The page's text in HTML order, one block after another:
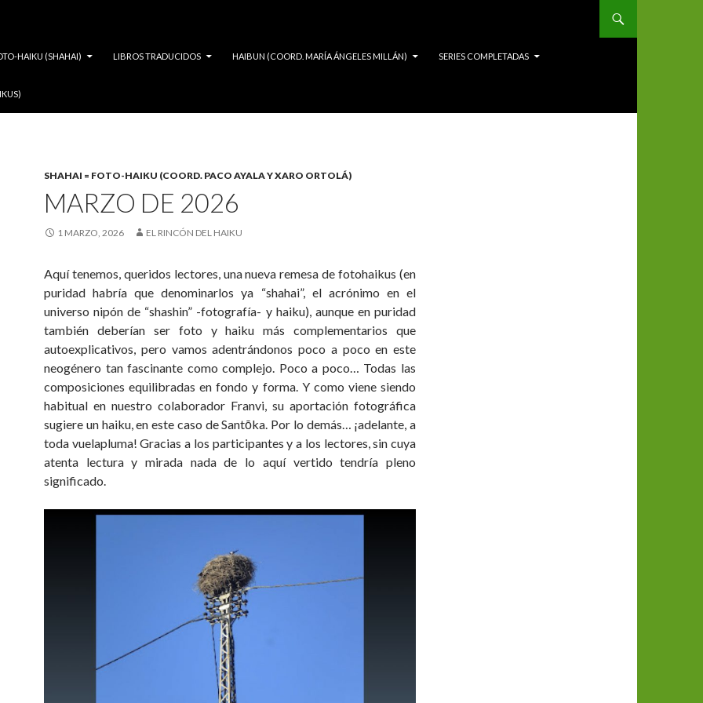
HAIKU (SHAHAI) LIBROS TRADUCIDOS HAIBUN (COORD. MARÍA ÁNGELES MILLÁN) SERIES COMPLETADAS
SHAHAI = FOTO-HAIKU (COORD. PACO AYALA Y XARO ORTOLÁ)
MARZO DE 2026
1 MARZO, 2026 EL RINCÓN DEL HAIKU
Aquí tenemos, queridos lectores, una nueva remesa de fotohaikus (en
puridad habría que denominarlos ya “shahai”, el acrónimo en el
universo nipón de “shashin” -fotografía- y haiku), aunque en puridad
también deberían ser foto y haiku más complementarios que
autoexplicativos, pero vamos adentrándonos poco a poco en este
neogénero tan fascinante como complejo. Poco a poco… Todas las
composiciones equilibradas en fondo y forma. Y como viene siendo
habitual en nuestro colaborador Franvi, su aportación fotográfica
sugiere un haiku, en este caso de Santōka. Por lo demás… ¡adelante, a
toda vuelapluma! Gracias a los participantes y a los lectores, sin cuya
atenta lectura y mirada nada de lo aquí vertido tendría pleno
significado.